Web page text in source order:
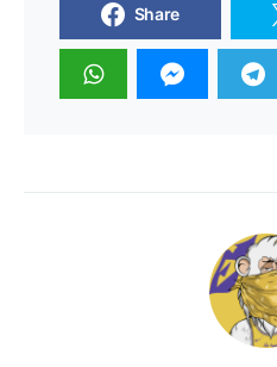
Share